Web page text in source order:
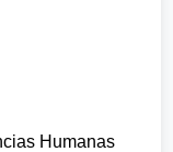
Humanas